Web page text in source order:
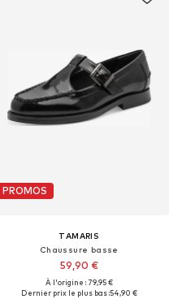
PROMOS
TAMARIS
Chaussure basse
59,90 €
À l'origine : 79,95 €
Dernier prix le plus bas :54,90 €